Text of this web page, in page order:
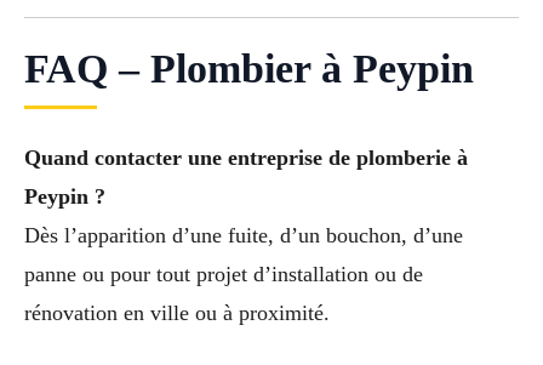
FAQ – Plombier à Peypin
Quand contacter une entreprise de plomberie à
Peypin ?
Dès l’apparition d’une fuite, d’un bouchon, d’une
panne ou pour tout projet d’installation ou de
rénovation en ville ou à proximité.